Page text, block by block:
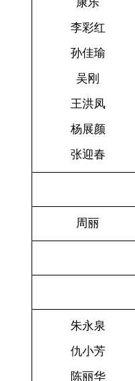
李彩红
孙佳瑜
吴刚
王洪凤
杨展颜
张迎春
周丽
朱永泉
仇小芳
陈丽华